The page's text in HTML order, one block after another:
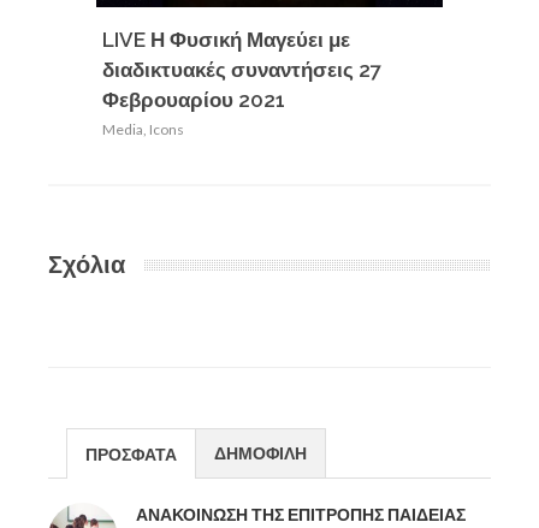
LIVE Η Φυσική Μαγεύει με
διαδικτυακές συναντήσεις 27
Φεβρουαρίου 2021
Media, Icons
Σχόλια
ΠΡΟΣΦΑΤΑ ΔΗΜΟΦΙΛΗ
ΑΝΑΚΟΙΝΩΣΗ ΤΗΣ ΕΠΙΤΡΟΠΗΣ ΠΑΙΔΕΙΑΣ